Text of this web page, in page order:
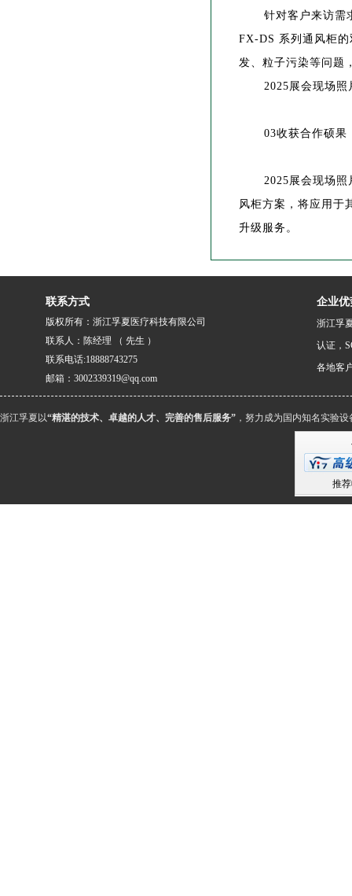
针对客户来访需
FX-DS 系列通风柜
发、粒子污染等问题
2025展会现场照
03收获合作硕果
2025展会现场照
风柜方案，将应用于
升级服务。
联系方式
版权所有：浙江孚夏医疗科技有限公司
联系人：陈经理 （ 先生 ）
联系电话:18888743275
邮箱：3002339319@qq.com
企业优
浙江孚
认证，
各地客
浙江孚夏以“精湛的技术、卓越的人才、完善的售后服务” ，努力成为国内知名实验
推